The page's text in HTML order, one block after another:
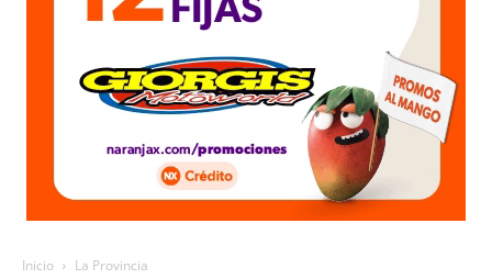
Inicio La Provincia